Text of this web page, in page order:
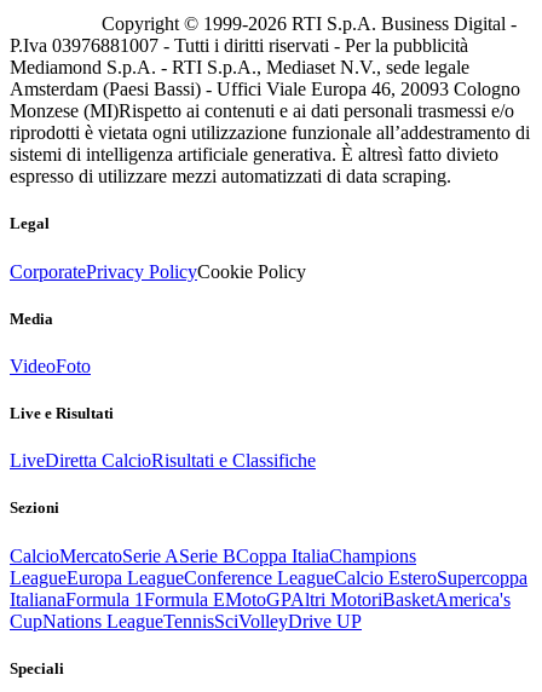
Copyright © 1999-2026 RTI S.p.A. Business Digital -
P.Iva 03976881007 - Tutti i diritti riservati - Per la pubblicità
Mediamond S.p.A. - RTI S.p.A., Mediaset N.V., sede legale
Amsterdam (Paesi Bassi) - Uffici Viale Europa 46, 20093 Cologno
Monzese (MI)Rispetto ai contenuti e ai dati personali trasmessi e/o
riprodotti è vietata ogni utilizzazione funzionale all’addestramento di
sistemi di intelligenza artificiale generativa. È altresì fatto divieto
espresso di utilizzare mezzi automatizzati di data scraping.
Legal
CorporatePrivacy PolicyCookie Policy
Media
VideoFoto
Live e Risultati
LiveDiretta CalcioRisultati e Classifiche
Sezioni
CalcioMercatoSerie ASerie BCoppa ItaliaChampions
LeagueEuropa LeagueConference LeagueCalcio EsteroSupercoppa
ItalianaFormula 1Formula EMotoGPAltri MotoriBasketAmerica's
CupNations LeagueTennisSciVolleyDrive UP
Speciali